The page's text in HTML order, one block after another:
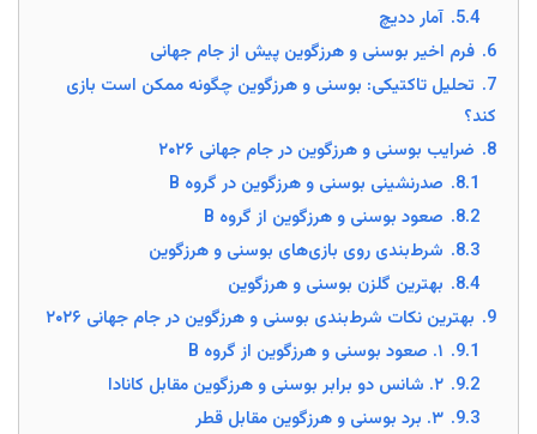
5.4. آمار ددیچ
6. فرم اخیر بوسنی و هرزگوین پیش از جام جهانی
7. تحلیل تاکتیکی: بوسنی و هرزگوین چگونه ممکن است بازی
کند؟
8. ضرایب بوسنی و هرزگوین در جام جهانی ۲۰۲۶
8.1. صدرنشینی بوسنی و هرزگوین در گروه B
8.2. صعود بوسنی و هرزگوین از گروه B
8.3. شرط‌بندی روی بازی‌های بوسنی و هرزگوین
8.4. بهترین گلزن بوسنی و هرزگوین
9. بهترین نکات شرط‌بندی بوسنی و هرزگوین در جام جهانی ۲۰۲۶
9.1. ۱. صعود بوسنی و هرزگوین از گروه B
9.2. ۲. شانس دو برابر بوسنی و هرزگوین مقابل کانادا
9.3. ۳. برد بوسنی و هرزگوین مقابل قطر